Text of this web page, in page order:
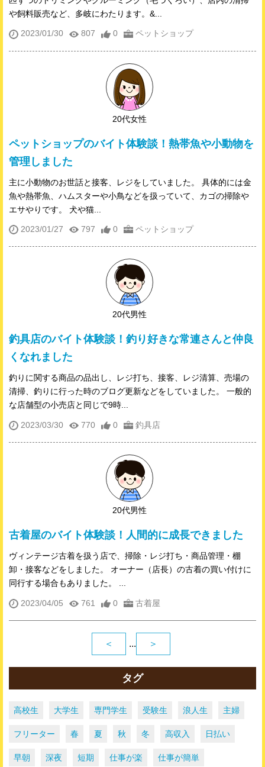
や飼料販売など、多岐にわたります。&...
2023/01/30 807 0 ペットショップ
20代女性
ペットショップのバイト体験談！熱帯魚や小動物を
管理しました
主に小動物のお世話と接客、レジをしていました。 具体的には金
魚や熱帯魚、ハムスターや小鳥などを扱っていて、カゴの掃除や
エサやりです。 犬や猫...
2023/01/27 797 0 ペットショップ
20代男性
釣具店のバイト体験談！釣り好きな常連さんと仲良
くなれました
釣りに関する商品の品出し、レジ打ち、接客、レジ清算、売場の
清掃、釣りに行った時のブログ更新などをしていました。 一般的
な店舗型の小売店と同じで9時...
2023/03/30 770 0 釣具店
20代男性
古着屋のバイト体験談！人間的に成長できました
ヴィンテージ古着を扱う店で、掃除・レジ打ち・商品管理・棚
卸・接客などをしました。 オーナー（店長）の古着の買い付けに
同行する場合もありました。 ...
2023/04/05 761 0 古着屋
＜ ... ＞
タグ
高校生 大学生 専門学生 受験生 浪人生 主婦
フリーター 春 夏 秋 冬 高収入 日払い
早朝 深夜 短期 仕事が楽 仕事が簡単